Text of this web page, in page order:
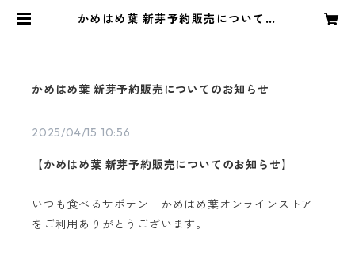
かめはめ葉 新芽予約販売についての
かめはめ葉 新芽予約販売についてのお知らせ
2025/04/15 10:56
【かめはめ葉 新芽予約販売についてのお知らせ】
いつも食べるサボテン かめはめ葉オンラインストア
をご利用ありがとうございます。